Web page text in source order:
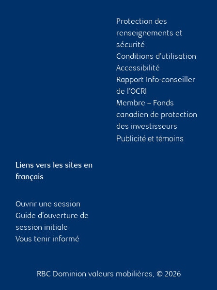
Protection des
renseignements et
sécurité
Conditions d’utilisation
Accessibilité
Rapport Info-conseiller
de l’OCRI
Membre – Fonds
canadien de protection
des investisseurs
Publicité et témoins
Liens vers les sites en
français
Ouvrir une session
Guide d’ouverture de
session initiale
Vous tenir informé
RBC Dominion valeurs mobilières, © 2026